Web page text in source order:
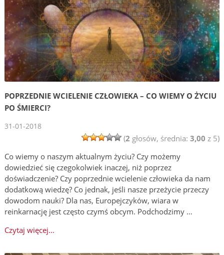
POPRZEDNIE WCIELENIE CZŁOWIEKA – CO WIEMY O ŻYCIU
PO ŚMIERCI?
31-01-2018
(2 głosów, średnia: 3,00 z 5)
Co wiemy o naszym aktualnym życiu? Czy możemy
dowiedzieć się czegokolwiek inaczej, niż poprzez
doświadczenie? Czy poprzednie wcielenie człowieka da nam
dodatkową wiedzę? Co jednak, jeśli nasze przeżycie przeczy
dowodom nauki? Dla nas, Europejczyków, wiara w
reinkarnację jest często czymś obcym. Podchodzimy …
Czytaj więcej...